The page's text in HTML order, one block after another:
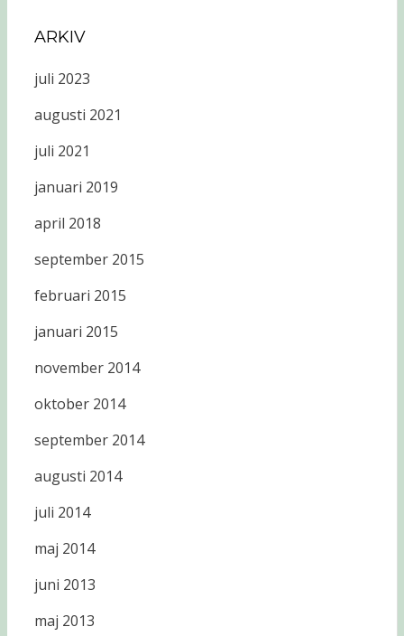
ARKIV
juli 2023
augusti 2021
juli 2021
januari 2019
april 2018
september 2015
februari 2015
januari 2015
november 2014
oktober 2014
september 2014
augusti 2014
juli 2014
maj 2014
juni 2013
maj 2013